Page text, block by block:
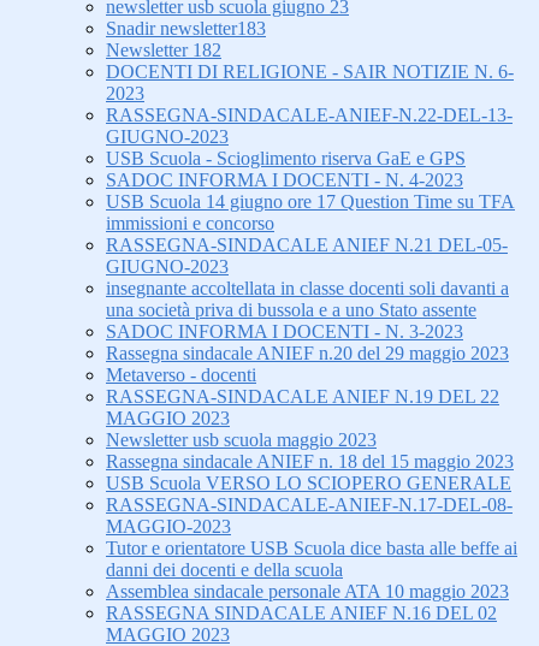
newsletter usb scuola giugno 23
Snadir newsletter183
Newsletter 182
DOCENTI DI RELIGIONE - SAIR NOTIZIE N. 6-
2023
RASSEGNA-SINDACALE-ANIEF-N.22-DEL-13-
GIUGNO-2023
USB Scuola - Scioglimento riserva GaE e GPS
SADOC INFORMA I DOCENTI - N. 4-2023
USB Scuola 14 giugno ore 17 Question Time su TFA
immissioni e concorso
RASSEGNA-SINDACALE ANIEF N.21 DEL-05-
GIUGNO-2023
insegnante accoltellata in classe docenti soli davanti a
una società priva di bussola e a uno Stato assente
SADOC INFORMA I DOCENTI - N. 3-2023
Rassegna sindacale ANIEF n.20 del 29 maggio 2023
Metaverso - docenti
RASSEGNA-SINDACALE ANIEF N.19 DEL 22
MAGGIO 2023
Newsletter usb scuola maggio 2023
Rassegna sindacale ANIEF n. 18 del 15 maggio 2023
USB Scuola VERSO LO SCIOPERO GENERALE
RASSEGNA-SINDACALE-ANIEF-N.17-DEL-08-
MAGGIO-2023
Tutor e orientatore USB Scuola dice basta alle beffe ai
danni dei docenti e della scuola
Assemblea sindacale personale ATA 10 maggio 2023
RASSEGNA SINDACALE ANIEF N.16 DEL 02
MAGGIO 2023